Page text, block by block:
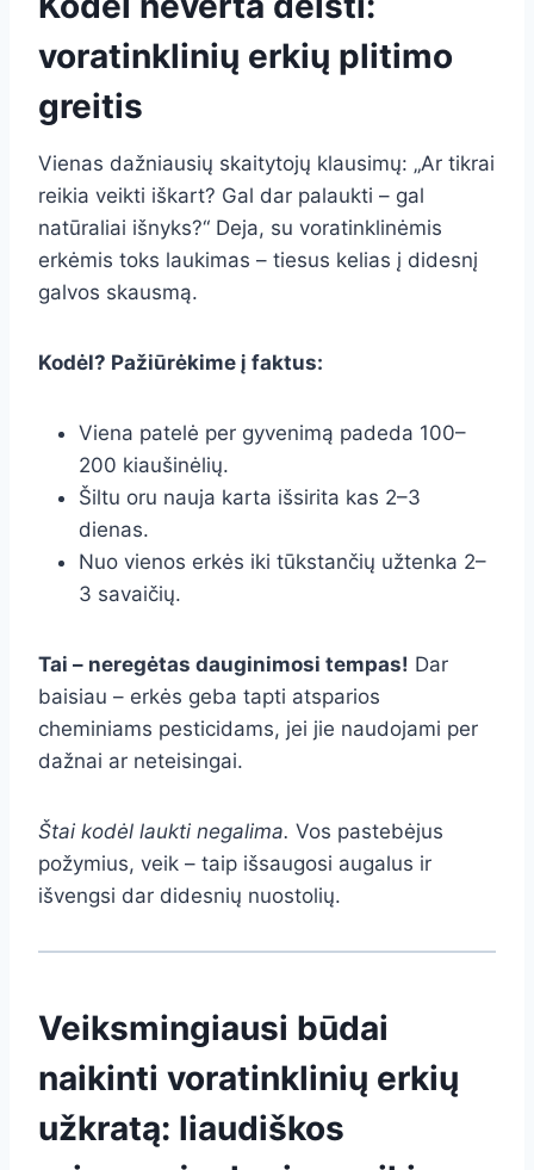
voratinklinių erkių plitimo
greitis
Vienas dažniausių skaitytojų klausimų: „Ar tikrai
reikia veikti iškart? Gal dar palaukti – gal
natūraliai išnyks?“ Deja, su voratinklinėmis
erkėmis toks laukimas – tiesus kelias į didesnį
galvos skausmą.
Kodėl? Pažiūrėkime į faktus:
Viena patelė per gyvenimą padeda 100–
200 kiaušinėlių.
Šiltu oru nauja karta išsirita kas 2–3
dienas.
Nuo vienos erkės iki tūkstančių užtenka 2–
3 savaičių.
Tai – neregėtas dauginimosi tempas! Dar
baisiau – erkės geba tapti atsparios
cheminiams pesticidams, jei jie naudojami per
dažnai ar neteisingai.
Štai kodėl laukti negalima. Vos pastebėjus
požymius, veik – taip išsaugosi augalus ir
išvengsi dar didesnių nuostolių.
Veiksmingiausi būdai
naikinti voratinklinių erkių
užkratą: liaudiškos